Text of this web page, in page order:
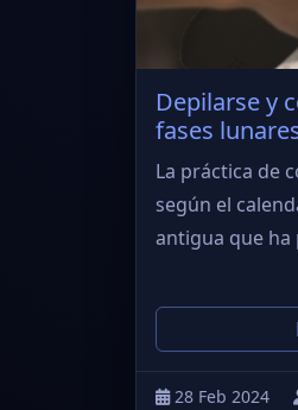
Depilarse y
fases
La práctica de
según el
antigua que ha
28 Feb 2024